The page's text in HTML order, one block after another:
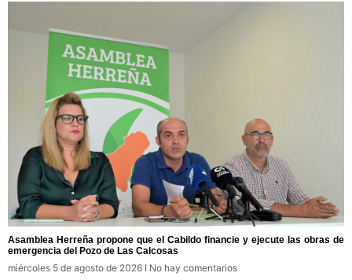
Asamblea Herreña propone que el Cabildo financie y ejecute las obras de
emergencia del Pozo de Las Calcosas
miércoles 5 de agosto de 2026
No hay comentarios